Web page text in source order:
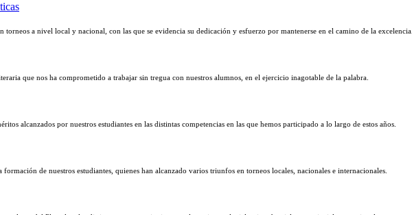
torneos a nivel local y nacional, con las que se evidencia su dedicación y esfuerzo por mantenerse en el camino de la excelencia.
que nos ha comprometido a trabajar sin tregua con nuestros alumnos, en el ejercicio inagotable de la palabra
alcanzados por nuestros estudiantes en las distintas competencias en las que hemos participado a lo largo de estos años.
de nuestros estudiantes, quienes han alcanzado varios triunfos en torneos locales, nacionales e internacionales.